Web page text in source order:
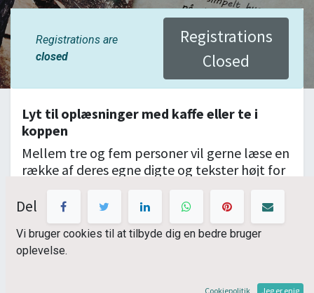
Registrations are
closed
Registrations
Closed
Lyt til oplæsninger med kaffe eller te i
koppen
Mellem tre og fem personer vil gerne læse en
række af deres egne digte og tekster højt for
20. februar. For gæsterne venter en række
varierede digte, de kan lytte afslappet til.
og Randi Petzerling læse op på skifte, kan de
Del
Vi bruger cookies til at tilbyde dig en bedre bruger
oplevelse.
Cookiepolitik Jeg er enig